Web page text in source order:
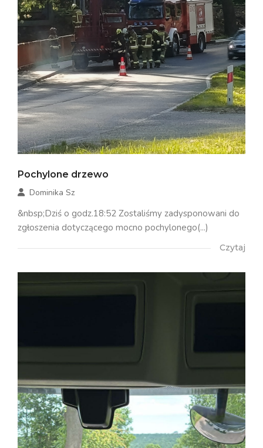
Pochylone drzewo
Dominika Sz
&nbsp;Dziś o godz.18:52 Zostaliśmy zadysponowani do
zgłoszenia dotyczącego mocno pochylonego(...)
Czytaj